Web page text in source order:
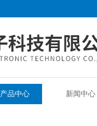
产品中心 新闻中心